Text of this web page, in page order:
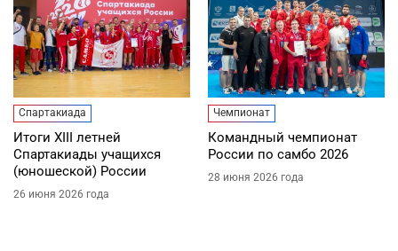
Спартакиада
Итоги XIII летней
Спартакиады учащихся
(юношеской) России
26 июня 2026 года
Чемпионат
Командный чемпионат
России по самбо 2026
28 июня 2026 года